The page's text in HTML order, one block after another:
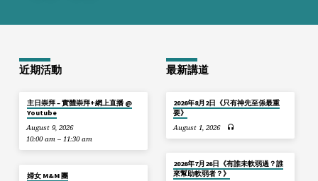
近期活動
主日崇拜 – 實體崇拜+網上直播 @
Youtube
August 9, 2026
10:00 am – 11:30 am
婦女 M&M 團
最新講道
2026年8月2日《只有神先至係最重
要》
August 1, 2026
2026年7月26日《有誰未軟弱過？誰
來幫助軟弱者？》